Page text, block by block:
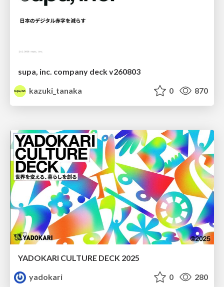
supa, inc. company deck v260803
kazuki_tanaka
0 870
YADOKARI CULTURE DECK 2025
yadokari
0 280